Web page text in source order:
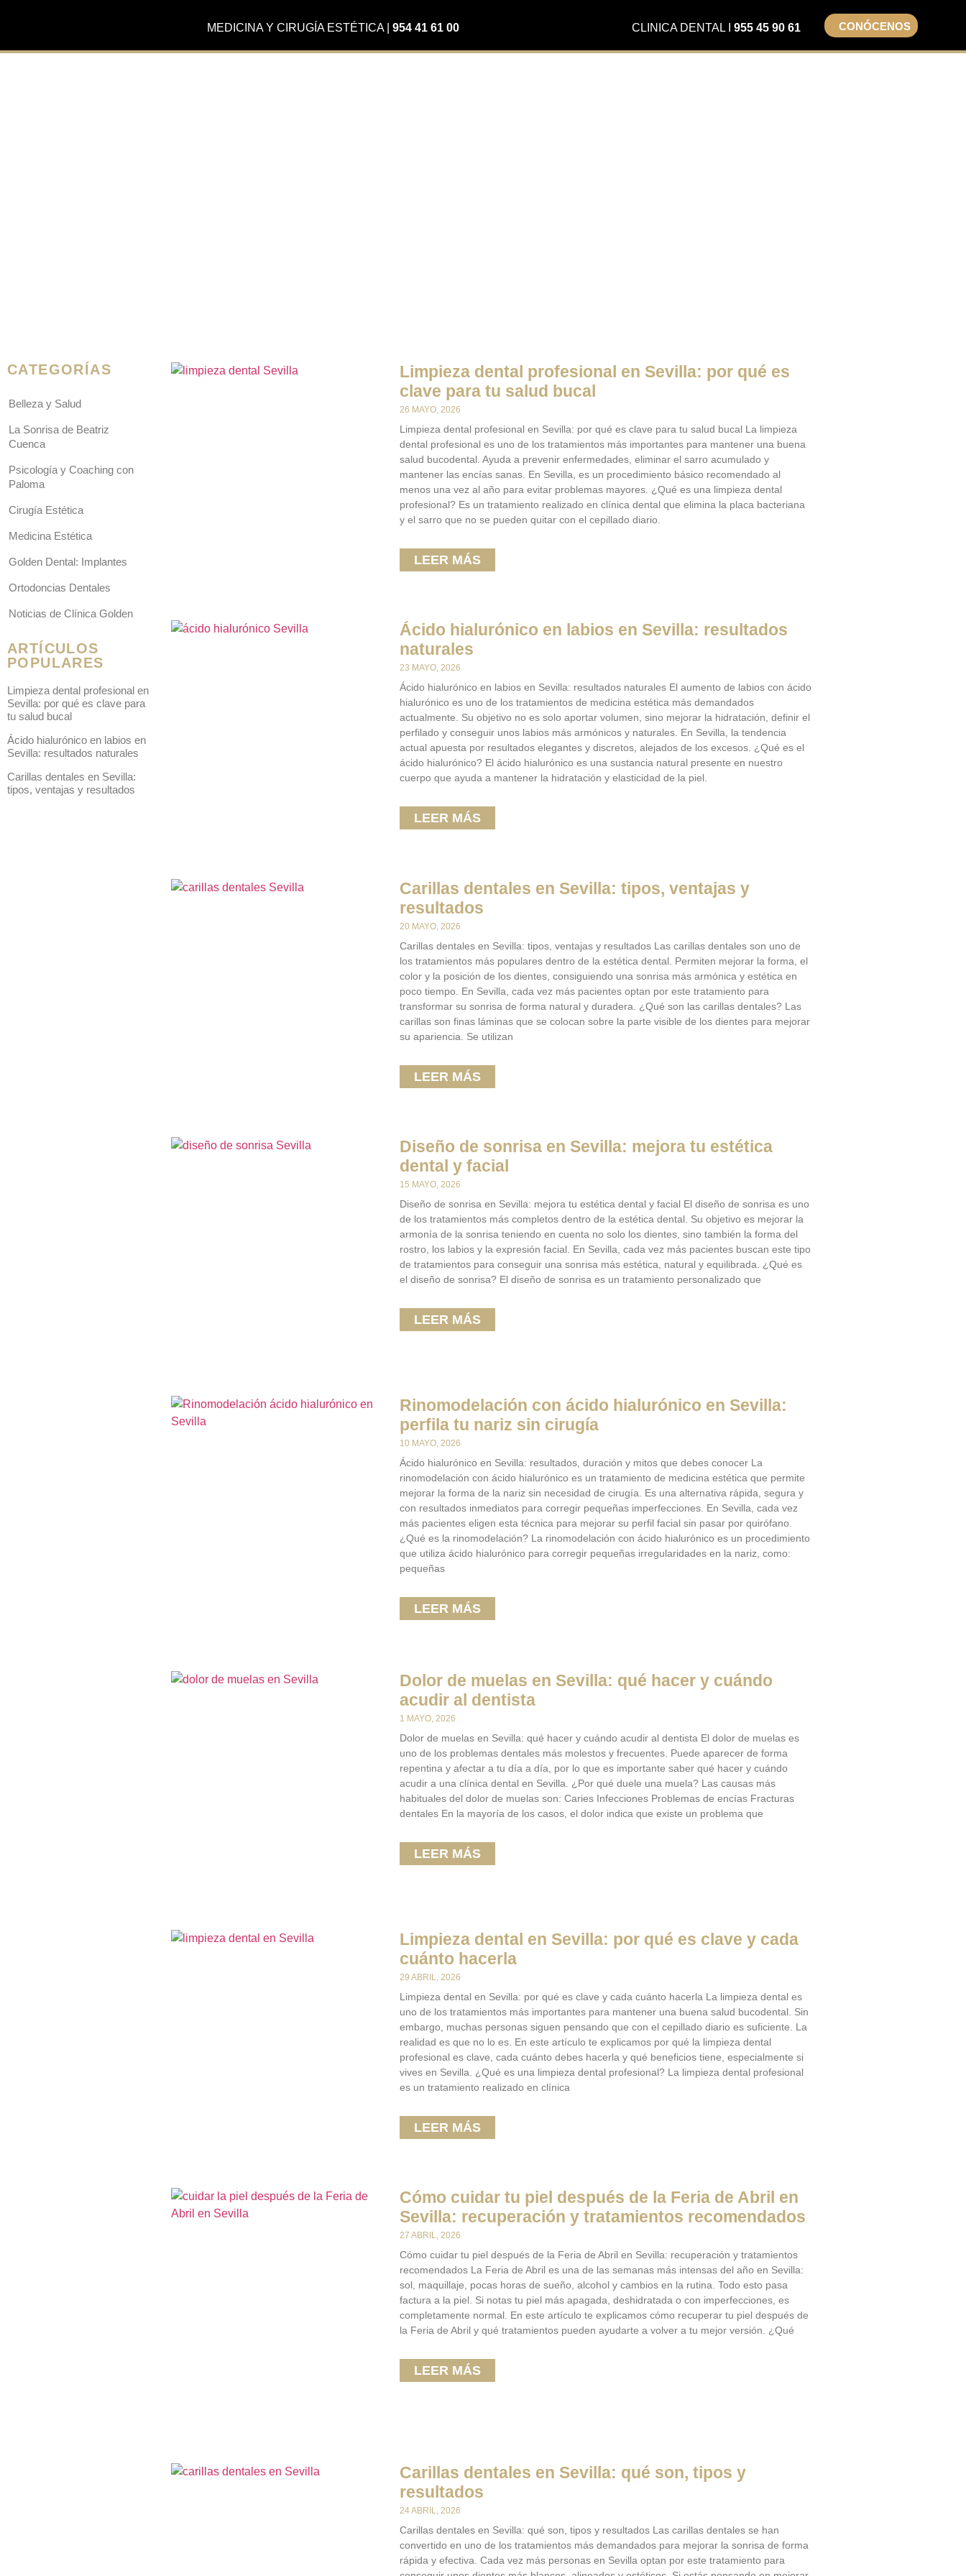
MEDICINA Y CIRUGÍA ESTÉTICA|954 41 61 00 CLINICA DENTAL I 955 45 90 61 CONÓCENOS
CATEGORÍAS
Belleza y Salud
La Sonrisa de Beatriz
Cuenca
Psicología y Coaching con
Paloma
Cirugía Estética
Medicina Estética
Golden Dental: Implantes
Ortodoncias Dentales
Noticias de Clínica Golden
ARTÍCULOS
POPULARES
Limpieza dental profesional en
Sevilla: por qué es clave para
tu salud bucal
Ácido hialurónico en labios en
Sevilla: resultados naturales
Carillas dentales en Sevilla:
tipos, ventajas y resultados
Limpieza dental profesional en Sevilla: por qué es
clave para tu salud bucal
26 MAYO, 2026
Limpieza dental profesional en Sevilla: por qué es clave para tu salud bucal La limpieza
dental profesional es uno de los tratamientos más importantes para mantener una buena
salud bucodental. Ayuda a prevenir enfermedades, eliminar el sarro acumulado y
mantener las encías sanas. En Sevilla, es un procedimiento básico recomendado al
menos una vez al año para evitar problemas mayores. ¿Qué es una limpieza dental
profesional? Es un tratamiento realizado en clínica dental que elimina la placa bacteriana
y el sarro que no se pueden quitar con el cepillado diario.
LEER MÁS
Ácido hialurónico en labios en Sevilla: resultados
naturales
23 MAYO, 2026
Ácido hialurónico en labios en Sevilla: resultados naturales El aumento de labios con ácido
hialurónico es uno de los tratamientos de medicina estética más demandados
actualmente. Su objetivo no es solo aportar volumen, sino mejorar la hidratación, definir el
perfilado y conseguir unos labios más armónicos y naturales. En Sevilla, la tendencia
actual apuesta por resultados elegantes y discretos, alejados de los excesos. ¿Qué es el
ácido hialurónico? El ácido hialurónico es una sustancia natural presente en nuestro
cuerpo que ayuda a mantener la hidratación y elasticidad de la piel.
LEER MÁS
Carillas dentales en Sevilla: tipos, ventajas y
resultados
20 MAYO, 2026
Carillas dentales en Sevilla: tipos, ventajas y resultados Las carillas dentales son uno de
los tratamientos más populares dentro de la estética dental. Permiten mejorar la forma, el
color y la posición de los dientes, consiguiendo una sonrisa más armónica y estética en
poco tiempo. En Sevilla, cada vez más pacientes optan por este tratamiento para
transformar su sonrisa de forma natural y duradera. ¿Qué son las carillas dentales? Las
carillas son finas láminas que se colocan sobre la parte visible de los dientes para mejorar
su apariencia. Se utilizan
LEER MÁS
Diseño de sonrisa en Sevilla: mejora tu estética
dental y facial
15 MAYO, 2026
Diseño de sonrisa en Sevilla: mejora tu estética dental y facial El diseño de sonrisa es uno
de los tratamientos más completos dentro de la estética dental. Su objetivo es mejorar la
armonía de la sonrisa teniendo en cuenta no solo los dientes, sino también la forma del
rostro, los labios y la expresión facial. En Sevilla, cada vez más pacientes buscan este tipo
de tratamientos para conseguir una sonrisa más estética, natural y equilibrada. ¿Qué es
el diseño de sonrisa? El diseño de sonrisa es un tratamiento personalizado que
LEER MÁS
Rinomodelación con ácido hialurónico en Sevilla:
perfila tu nariz sin cirugía
10 MAYO, 2026
Ácido hialurónico en Sevilla: resultados, duración y mitos que debes conocer La
rinomodelación con ácido hialurónico es un tratamiento de medicina estética que permite
mejorar la forma de la nariz sin necesidad de cirugía. Es una alternativa rápida, segura y
con resultados inmediatos para corregir pequeñas imperfecciones. En Sevilla, cada vez
más pacientes eligen esta técnica para mejorar su perfil facial sin pasar por quirófano.
¿Qué es la rinomodelación? La rinomodelación con ácido hialurónico es un procedimiento
que utiliza ácido hialurónico para corregir pequeñas irregularidades en la nariz, como:
pequeñas
LEER MÁS
Dolor de muelas en Sevilla: qué hacer y cuándo
acudir al dentista
1 MAYO, 2026
Dolor de muelas en Sevilla: qué hacer y cuándo acudir al dentista El dolor de muelas es
uno de los problemas dentales más molestos y frecuentes. Puede aparecer de forma
repentina y afectar a tu día a día, por lo que es importante saber qué hacer y cuándo
acudir a una clínica dental en Sevilla. ¿Por qué duele una muela? Las causas más
habituales del dolor de muelas son: Caries Infecciones Problemas de encías Fracturas
dentales En la mayoría de los casos, el dolor indica que existe un problema que
LEER MÁS
Limpieza dental en Sevilla: por qué es clave y cada
cuánto hacerla
29 ABRIL, 2026
Limpieza dental en Sevilla: por qué es clave y cada cuánto hacerla La limpieza dental es
uno de los tratamientos más importantes para mantener una buena salud bucodental. Sin
embargo, muchas personas siguen pensando que con el cepillado diario es suficiente. La
realidad es que no lo es. En este artículo te explicamos por qué la limpieza dental
profesional es clave, cada cuánto debes hacerla y qué beneficios tiene, especialmente si
vives en Sevilla. ¿Qué es una limpieza dental profesional? La limpieza dental profesional
es un tratamiento realizado en clínica
LEER MÁS
Cómo cuidar tu piel después de la Feria de Abril en
Sevilla: recuperación y tratamientos recomendados
27 ABRIL, 2026
Cómo cuidar tu piel después de la Feria de Abril en Sevilla: recuperación y tratamientos
recomendados La Feria de Abril es una de las semanas más intensas del año en Sevilla:
sol, maquillaje, pocas horas de sueño, alcohol y cambios en la rutina. Todo esto pasa
factura a la piel. Si notas tu piel más apagada, deshidratada o con imperfecciones, es
completamente normal. En este artículo te explicamos cómo recuperar tu piel después de
la Feria de Abril y qué tratamientos pueden ayudarte a volver a tu mejor versión. ¿Qué
LEER MÁS
Carillas dentales en Sevilla: qué son, tipos y
resultados
24 ABRIL, 2026
Carillas dentales en Sevilla: qué son, tipos y resultados Las carillas dentales se han
convertido en uno de los tratamientos más demandados para mejorar la sonrisa de forma
rápida y efectiva. Cada vez más personas en Sevilla optan por este tratamiento para